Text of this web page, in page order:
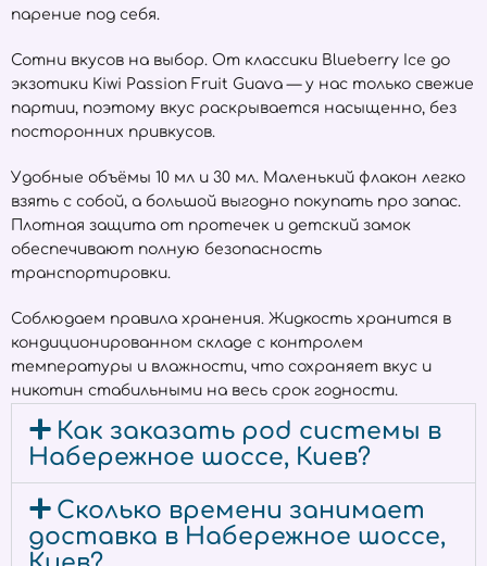
парение под себя.
Сотни вкусов на выбор. От классики Blueberry Ice до
экзотики Kiwi Passion Fruit Guava — у нас только свежие
партии, поэтому вкус раскрывается насыщенно, без
посторонних привкусов.
Удобные объёмы 10 мл и 30 мл. Маленький флакон легко
взять с собой, а большой выгодно покупать про запас.
Плотная защита от протечек и детский замок
обеспечивают полную безопасность
транспортировки.
Соблюдаем правила хранения. Жидкость хранится в
кондиционированном складе с контролем
температуры и влажности, что сохраняет вкус и
никотин стабильными на весь срок годности.
Как заказать pod системы в
Набережное шоссе, Киев?
Сколько времени занимает
доставка в Набережное шоссе,